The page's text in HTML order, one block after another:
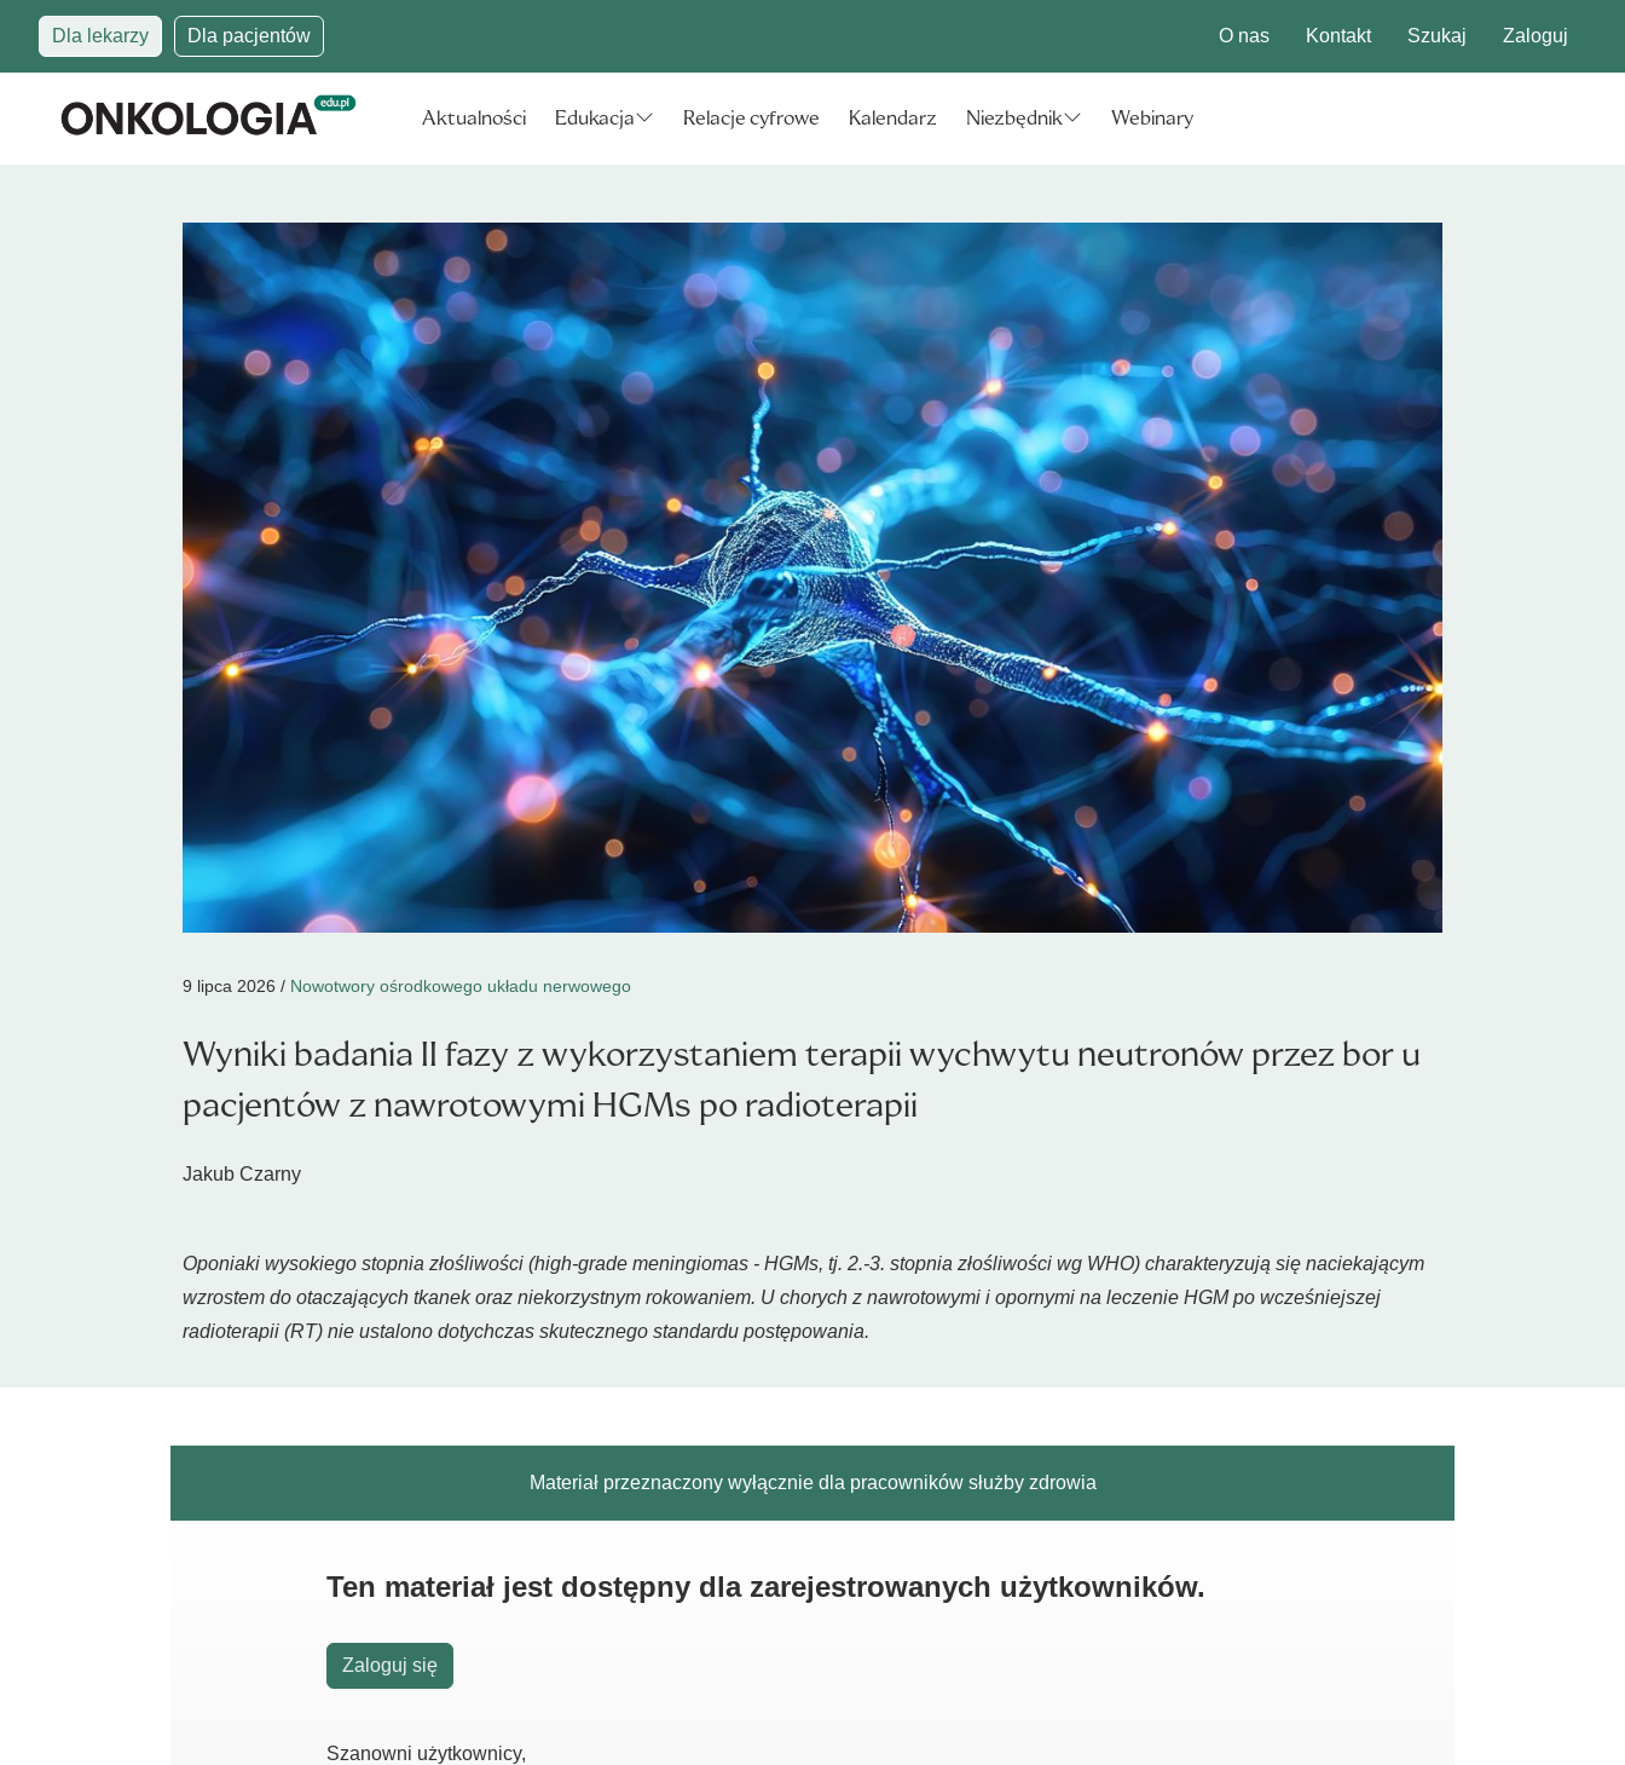
Dla lekarzy Dla pacjentów O nas Kontakt Szukaj Zaloguj
Aktualności Edukacja Relacje cyfrowe Kalendarz Niezbędnik Webinary
9 lipca 2026 / Nowotwory ośrodkowego układu nerwowego
Wyniki badania II fazy z wykorzystaniem terapii wychwytu neutronów przez bor u
pacjentów z nawrotowymi HGMs po radioterapii
Jakub Czarny
Oponiaki wysokiego stopnia złośliwości (high-grade meningiomas - HGMs, tj. 2.-3. stopnia złośliwości wg WHO) charakteryzują się naciekającym
wzrostem do otaczających tkanek oraz niekorzystnym rokowaniem. U chorych z nawrotowymi i opornymi na leczenie HGM po wcześniejszej
radioterapii (RT) nie ustalono dotychczas skutecznego standardu postępowania.
Materiał przeznaczony wyłącznie dla pracowników służby zdrowia
Ten materiał jest dostępny dla zarejestrowanych użytkowników.
Zaloguj się
Szanowni użytkownicy,